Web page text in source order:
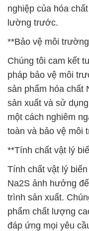
nghiệp của hóa
lường trước.
**Bảo vệ môi
Chúng tôi cam kết
pháp bảo vệ môi
sản phẩm hóa chất
sản xuất và sử
một cách nghiêm
toàn và bảo vệ môi
**Tính chất vật lý
Tính chất vật lý biến
Na2S ảnh hưởng
trình sản xuất.
phẩm chất lượng
đáp ứng mọi yêu